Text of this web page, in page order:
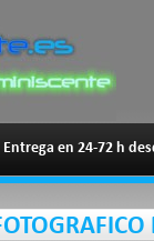
Entrega en 24-72 h